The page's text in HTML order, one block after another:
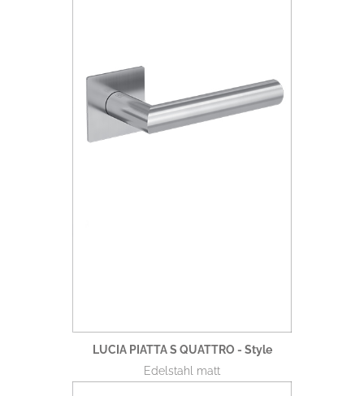
LUCIA PIATTA S QUATTRO - Style
Edelstahl matt